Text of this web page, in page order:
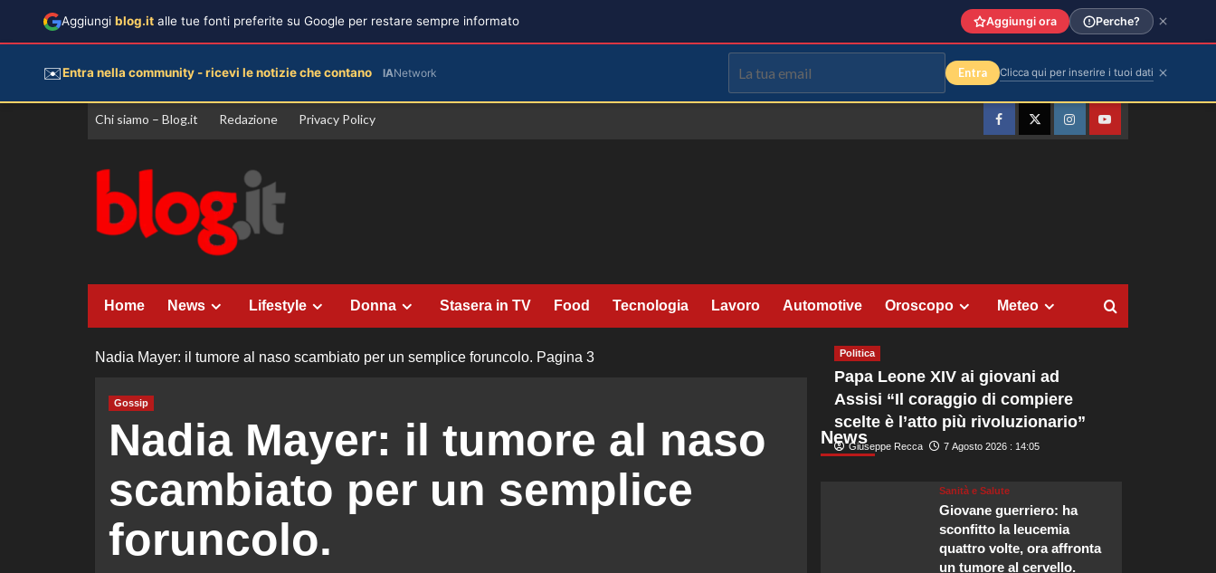
Vai
Chi siamo – Blog.it Redazione Privacy Policy
FacebookTwitterInstagramYouTube
Home News Lifestyle Donna Stasera in TV Food Tecnologia Lavoro Automotive Oroscopo Meteo
Nadia Mayer: il tumore al naso scambiato per un semplice foruncolo. Pagina 3
Gossip
Nadia Mayer: il tumore al naso
scambiato per un semplice
foruncolo.
News
Politica
Papa Leone XIV ai giovani ad
Assisi “Il coraggio di compiere
scelte è l’atto più rivoluzionario”
Giuseppe Recca 7 Agosto 2026 : 14:05
Sanità e Salute
Giovane guerriero: ha
sconfitto la leucemia
quattro volte, ora affronta
un tumore al cervello.
Aggiungi blog.it alle tue fonti preferite su Google per restare sempre informato Aggiungi ora Perche?
✉️Entra nella community - ricevi le notizie che contano IANetwork Entra Clicca qui per inserire i tuoi dati